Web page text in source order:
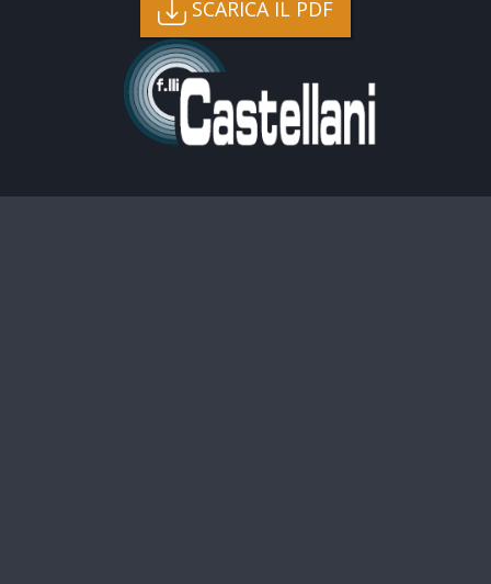
SCARICA IL PDF